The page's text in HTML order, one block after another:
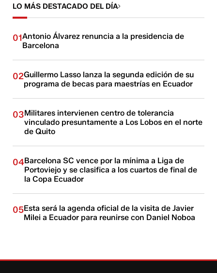
LO MÁS DESTACADO DEL DÍA
01Antonio Álvarez renuncia a la presidencia de
Barcelona
02Guillermo Lasso lanza la segunda edición de su
programa de becas para maestrías en Ecuador
03Militares intervienen centro de tolerancia
vinculado presuntamente a Los Lobos en el norte
de Quito
04Barcelona SC vence por la mínima a Liga de
Portoviejo y se clasifica a los cuartos de final de
la Copa Ecuador
05Esta será la agenda oficial de la visita de Javier
Milei a Ecuador para reunirse con Daniel Noboa